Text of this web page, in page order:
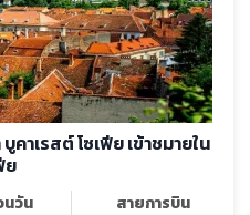
คาเรสต์ โซเฟีย เข้าชมายใน
ย
นวัน
สายการบิน